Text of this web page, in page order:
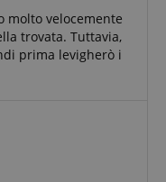
molto velocemente
trovata. Tuttavia,
prima levigherò i
l'accesso